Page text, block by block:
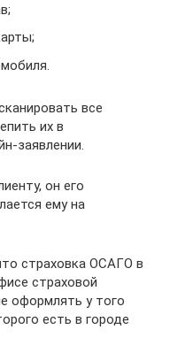
все
их в
заявлении.
он его
ему на
страховка ОСАГО в
страховой
оформлять у того
есть в городе